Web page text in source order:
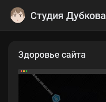
Студия Дубкова
Здоровье сайта